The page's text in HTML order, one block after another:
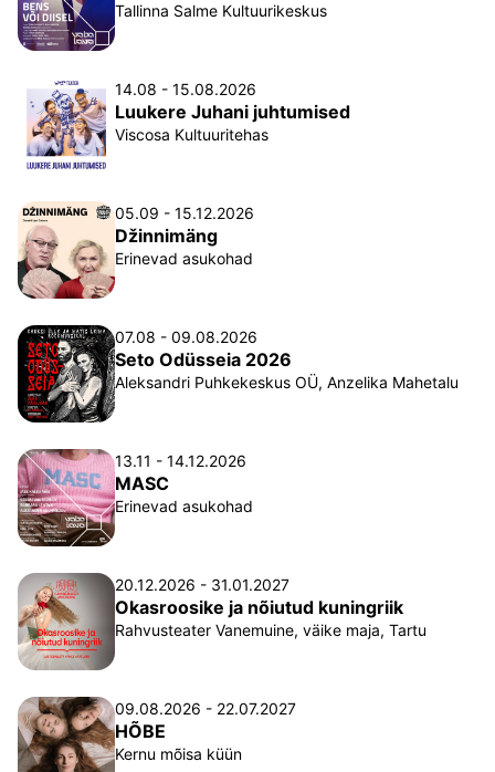
Tallinna Salme Kultuurikeskus
14.08 - 15.08.2026
Luukere Juhani juhtumised
Viscosa Kultuuritehas
05.09 - 15.12.2026
Džinnimäng
Erinevad asukohad
07.08 - 09.08.2026
Seto Odüsseia 2026
Aleksandri Puhkekeskus OÜ, Anzelika Mahetalu
13.11 - 14.12.2026
MASC
Erinevad asukohad
20.12.2026 - 31.01.2027
Okasroosike ja nõiutud kuningriik
Rahvusteater Vanemuine, väike maja, Tartu
09.08.2026 - 22.07.2027
HÕBE
Kernu mõisa küün